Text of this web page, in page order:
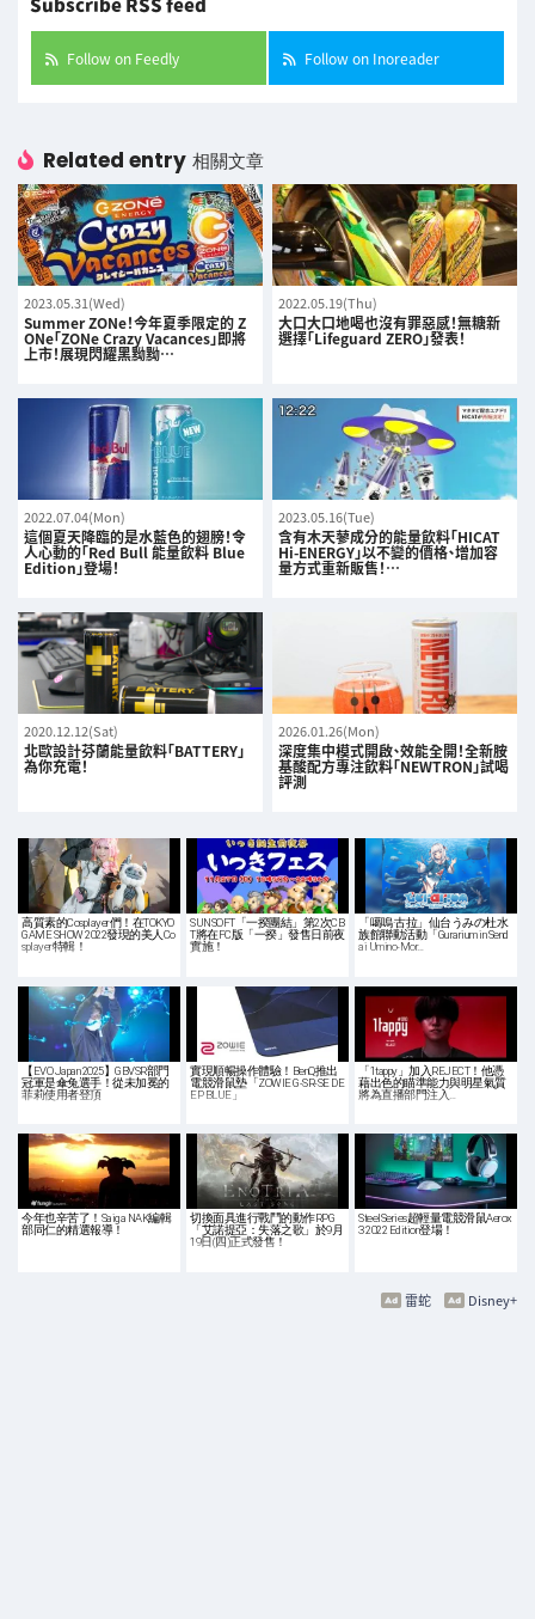
Follow on Feedly Follow on Inoreader
Related entry 相關文章
2023.05.31(Wed)
Summer ZONe！今年夏季限定的 Z
ONe「ZONe Crazy Vacances」即將
上市！展現閃耀黑黝黝…
2022.05.19(Thu)
大口大口地喝也沒有罪惡感！無糖新
選擇「Lifeguard ZERO」發表！
2022.07.04(Mon)
這個夏天降臨的是水藍色的翅膀！令
人心動的「Red Bull 能量飲料 Blue
Edition」登場！
2023.05.16(Tue)
含有木天蓼成分的能量飲料「HICAT
Hi-ENERGY」以不變的價格、增加容
量方式重新販售！…
2020.12.12(Sat)
北歐設計芬蘭能量飲料「BATTERY」
為你充電！
2026.01.26(Mon)
深度集中模式開啟、效能全開！全新胺
基酸配方專注飲料「NEWTRON」試喝
評測
高質素的Cosplayer們！在TOKYO
GAME SHOW 2022發現的美人Co
splayer特輯！
SUNSOFT「一揆團結」第2次CB
T將在FC版「一揆」發售日前夜
實施！
「噶嗚·古拉」仙台うみの杜水
族館聯動活動「Gurarium in Send
ai Umino-Mor…
【EVO Japan 2025】GBVSR部門
冠軍是傘兔選手！從未加冕的
菲莉使用者登頂
實現順暢操作體驗！BenQ推出
電競滑鼠墊「ZOWIE G-SR-SE DE
EP BLUE」
「1tappy」加入REJECT！他憑
藉出色的瞄準能力與明星氣質
將為直播部門注入…
今年也辛苦了！Saiga NAK編輯
部同仁的精選報導！
切換面具進行戰鬥的動作RPG
「艾諾提亞：失落之歌」於9月
19日(四)正式發售！
SteelSeries超輕量電競滑鼠Aerox
3 2022 Edition登場！
Disney+
雷蛇